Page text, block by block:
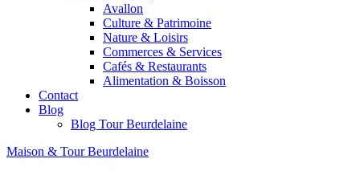
Avallon
Culture & Patrimoine
Nature & Loisirs
Commerces & Services
Cafés & Restaurants
Alimentation & Boisson
Contact
Blog
Blog Tour Beurdelaine
Maison & Tour Beurdelaine